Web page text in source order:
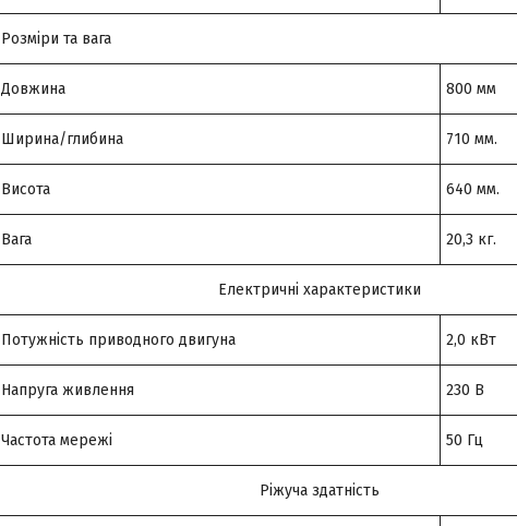
Розміри та вага
Довжина 800 мм
Ширина/глибина 710 мм.
Висота 640 мм.
Вага 20,3 кг.
Електричні характеристики
Потужність приводного двигуна 2,0 кВт
Напруга живлення 230 В
Частота мережі 50 Гц
Ріжуча здатність